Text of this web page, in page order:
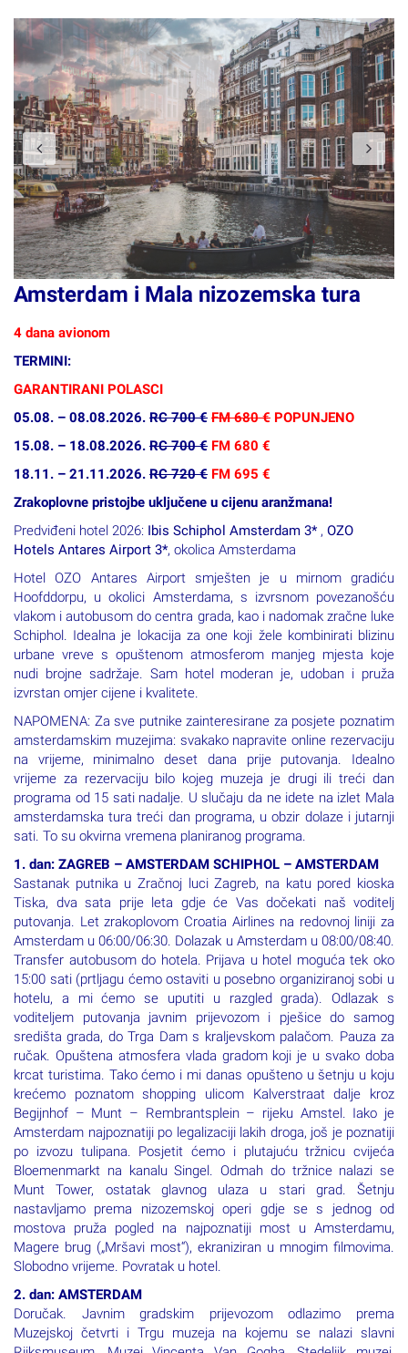
Previous
Amsterdam i Mala nizozemska tura
4 dana avionom
TERMINI:
GARANTIRANI POLASCI
05.08. – 08.08.2026. RC 700 € FM 680 € POPUNJENO
15.08. – 18.08.2026. RC 700 € FM 680 €
18.11. – 21.11.2026. RC 720 € FM 695 €
Zrakoplovne pristojbe uključene u cijenu aranžmana!
Predviđeni hotel 2026: Ibis Schiphol Amsterdam 3*
OZO
Hotels Antares Airport 3* , okolica Amsterdama
Hotel OZO Antares Airport smješten je u mirnom gradiću
Hoofddorpu, u okolici Amsterdama, s izvrsnom povezanošću
vlakom i autobusom do centra grada, kao i nadomak zračne luke
Schiphol. Idealna je lokacija za one koji žele kombinirati blizinu
urbane vreve s opuštenom atmosferom manjeg mjesta koje
nudi brojne sadržaje. Sam hotel moderan je, udoban i pruža
izvrstan omjer cijene i kvalitete.
NAPOMENA: Za sve putnike zainteresirane za posjete poznatim
amsterdamskim muzejima: svakako napravite online rezervaciju
na vrijeme, minimalno deset dana prije putovanja. Idealno
vrijeme za rezervaciju bilo kojeg muzeja je drugi ili treći dan
programa od 15 sati nadalje. U slučaju da ne idete na izlet Mala
amsterdamska tura treći dan programa, u obzir dolaze i jutarnji
sati. To su okvirna vremena planiranog programa.
1. dan: ZAGREB – AMSTERDAM SCHIPHOL – AMSTERDAM
Sastanak putnika u Zračnoj luci Zagreb, na katu pored kioska
Tiska, dva sata prije leta gdje će Vas dočekati naš voditelj
putovanja. Let zrakoplovom Croatia Airlines na redovnoj liniji za
Amsterdam u 06:00/06:30. Dolazak u Amsterdam u 08:00/08:40.
Transfer autobusom do hotela. Prijava u hotel moguća tek oko
15:00 sati (prtljagu ćemo ostaviti u posebno organiziranoj sobi u
hotelu, a mi ćemo se uputiti u razgled grada). Odlazak s
voditeljem putovanja javnim prijevozom i pješice do samog
središta grada, do Trga Dam s kraljevskom palačom. Pauza za
ručak. Opuštena atmosfera vlada gradom koji je u svako doba
krcat turistima. Tako ćemo i mi danas opušteno u šetnju u koju
krećemo poznatom shopping ulicom Kalverstraat dalje kroz
Begijnhof – Munt – Rembrantsplein – rijeku Amstel. Iako je
Amsterdam najpoznatiji po legalizaciji lakih droga, još je poznatiji
po izvozu tulipana. Posjetit ćemo i plutajuću tržnicu cvijeća
Bloemenmarkt na kanalu Singel. Odmah do tržnice nalazi se
Munt Tower, ostatak glavnog ulaza u stari grad. Šetnju
nastavljamo prema nizozemskoj operi gdje se s jednog od
mostova pruža pogled na najpoznatiji most u Amsterdamu,
Magere brug („Mršavi most“), ekraniziran u mnogim filmovima.
Slobodno vrijeme. Povratak u hotel.
2. dan: AMSTERDAM
Doručak. Javnim gradskim prijevozom odlazimo prema
Muzejskoj četvrti i Trgu muzeja na kojemu se nalazi slavni
Rijksmuseum, Muzej Vincenta Van Gogha, Stedelijk muzej,